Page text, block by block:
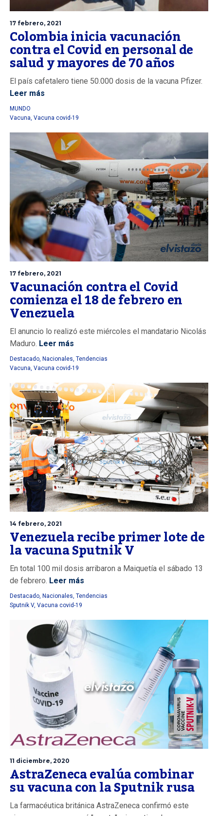
17 febrero, 2021
Colombia inicia vacunación
contra el Covid en personal de
salud y mayores de 70 años
El país cafetalero tiene 50.000 dosis de la vacuna Pfizer.
Leer más
MUNDO
Vacuna, Vacuna covid-19
17 febrero, 2021
Vacunación contra el Covid
comienza el 18 de febrero en
Venezuela
El anuncio lo realizó este miércoles el mandatario Nicolás
Maduro. Leer más
Destacado, Nacionales, Tendencias
Vacuna, Vacuna covid-19
14 febrero, 2021
Venezuela recibe primer lote de
la vacuna Sputnik V
En total 100 mil dosis arribaron a Maiquetía el sábado 13
de febrero. Leer más
Destacado, Nacionales, Tendencias
Sputnik V, Vacuna covid-19
11 diciembre, 2020
AstraZeneca evalúa combinar
su vacuna con la Sputnik rusa
La farmacéutica británica AstraZeneca confirmó este